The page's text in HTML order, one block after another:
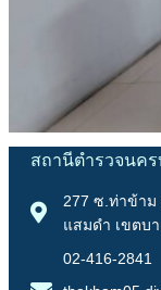
สถานีตำรวจนค
277 ซ.ท่าข้าม
แสมดำ เขตบ
02-416-2841